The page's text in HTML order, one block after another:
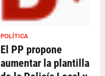
POLÍTICA
El PP propone
aumentar la plantilla